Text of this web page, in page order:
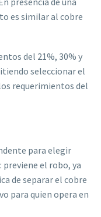
es similar al cobre
del 21%, 30% y
seleccionar el
requerimientos del
para elegir
previene el robo, ya
de separar el cobre
para quien opera en